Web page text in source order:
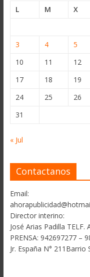
L
M X
3
4 5
10
11 12
17
18 19
24
25 26
31
« Jul
Contactanos
Email:
Director interino:
José Arias Padilla TELF.
PRENSA: 942697277 –
Jr. España N° 211Barrio